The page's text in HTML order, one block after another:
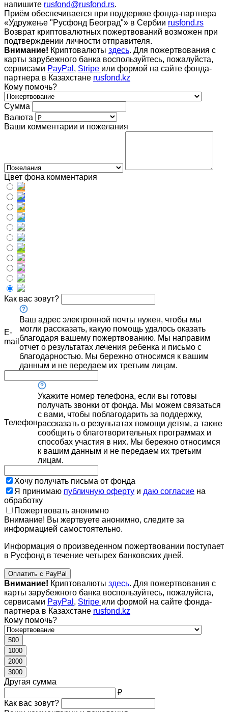
напишите rusfond@rusfond.rs.
Приём обеспечивается при поддержке фонда-партнера
«Удружење "Русфонд Београд"» в Сербии rusfond.rs
Возврат криптовалютных пожертвований возможен при
подтверждении личности отправителя.
Внимание! Криптовалюты здесь. Для пожертвования с
карты зарубежного банка воспользуйтесь, пожалуйста,
сервисами PayPal , Stripe или формой на сайте фонда-
партнера в Казахстане rusfond.kz
Кому помочь?
Сумма
Валюта
Ваши комментарии и пожелания
Цвет фона комментария
Как вас зовут?
E-
mail
Ваш адрес электронной почты нужен, чтобы мы
могли рассказать, какую помощь удалось оказать
благодаря вашему пожертвованию. Мы направим
отчет о результатах лечения ребенка и письмо с
благодарностью. Мы бережно относимся к вашим
данным и не передаем их третьим лицам.
Телефон
Укажите номер телефона, если вы готовы
получать звонки от фонда. Мы можем связаться
с вами, чтобы поблагодарить за поддержку,
рассказать о результатах помощи детям, а также
сообщить о благотворительных программах и
способах участия в них. Мы бережно относимся
к вашим данным и не передаем их третьим
лицам.
Хочу получать письма от фонда
Я принимаю публичную оферту и даю согласие на
обработку
Пожертвовать анонимно
Внимание! Вы жертвуете анонимно, следите за
информацией самостоятельно.
Информация о произведенном пожертвовании поступает
в Русфонд в течение четырех банковских дней.
Оплатить с PayPal
Внимание! Криптовалюты здесь. Для пожертвования с
карты зарубежного банка воспользуйтесь, пожалуйста,
сервисами PayPal , Stripe или формой на сайте фонда-
партнера в Казахстане rusfond.kz
Кому помочь?
500
1000
2000
3000
Другая сумма
₽
Как вас зовут?